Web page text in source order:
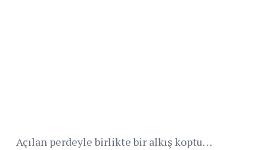
Açılan perdeyle birlikte bir alkış koptu…